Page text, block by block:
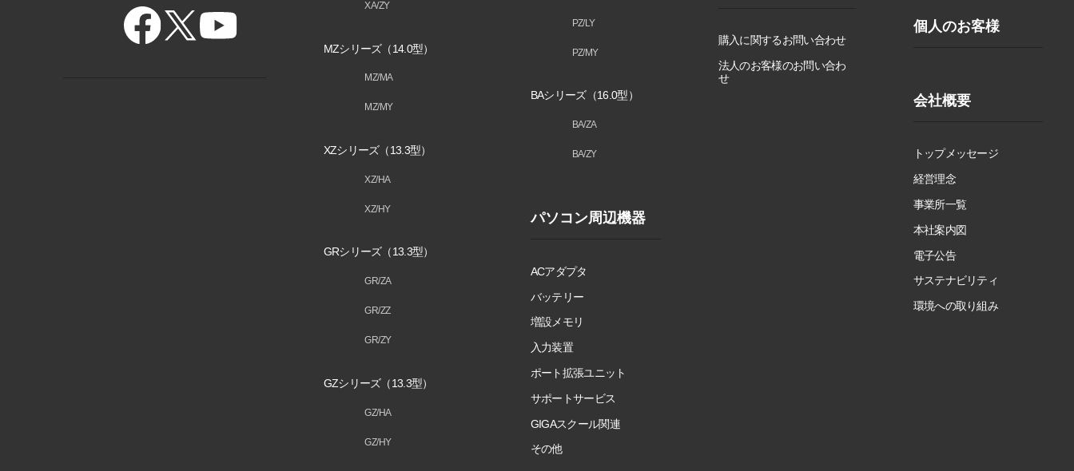
XA/ZY
MZシリーズ（14.0型）
MZ/MA
MZ/MY
XZシリーズ（13.3型）
XZ/HA
XZ/HY
GRシリーズ（13.3型）
GR/ZA
GR/ZZ
GR/ZY
GZシリーズ（13.3型）
GZ/HA
GZ/HY
PZ/LY
PZ/MY
BAシリーズ（16.0型）
BA/ZA
BA/ZY
パソコン周辺機器
ACアダプタ
バッテリー
増設メモリ
入力装置
ポート拡張ユニット
サポートサービス
GIGAスクール関連
その他
購入に関するお問い合わせ
法人のお客様のお問い合わ
せ
個人のお客様
会社概要
トップメッセージ
経営理念
事業所一覧
本社案内図
電子公告
サステナビリティ
環境への取り組み